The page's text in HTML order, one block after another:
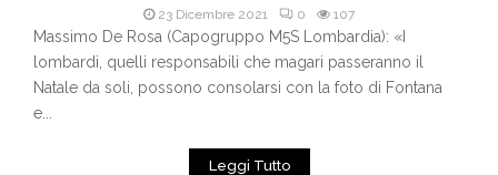
23 Dicembre 2021 0 107
Massimo De Rosa (Capogruppo M5S Lombardia): «I
lombardi, quelli responsabili che magari passeranno il
Natale da soli, possono consolarsi con la foto di Fontana
e...
Leggi Tutto